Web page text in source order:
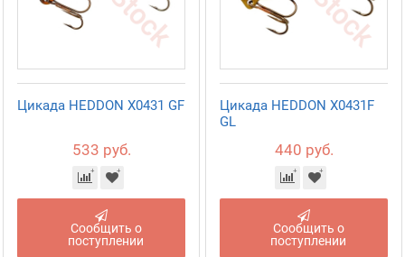
Цикада HEDDON X0431 GF
533 руб.
Сообщить о
поступлении
Цикада HEDDON X0431F
GL
440 руб.
Сообщить о
поступлении